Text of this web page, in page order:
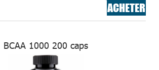
ACHETER
BCAA 1000 200 caps